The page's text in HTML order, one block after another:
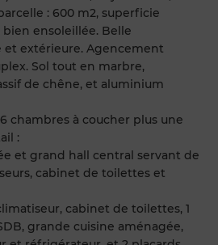
: 600 m2, superficie
bien ensoleillée. Belle
extérieure. Agencement
Sol tout en marbre,
de chêne, et aluminium
chambres à coucher plus une
:
et grand hall central servant de
cabinet de toilettes et
cabinet de toilettes, 1
grande cuisine aménagée,